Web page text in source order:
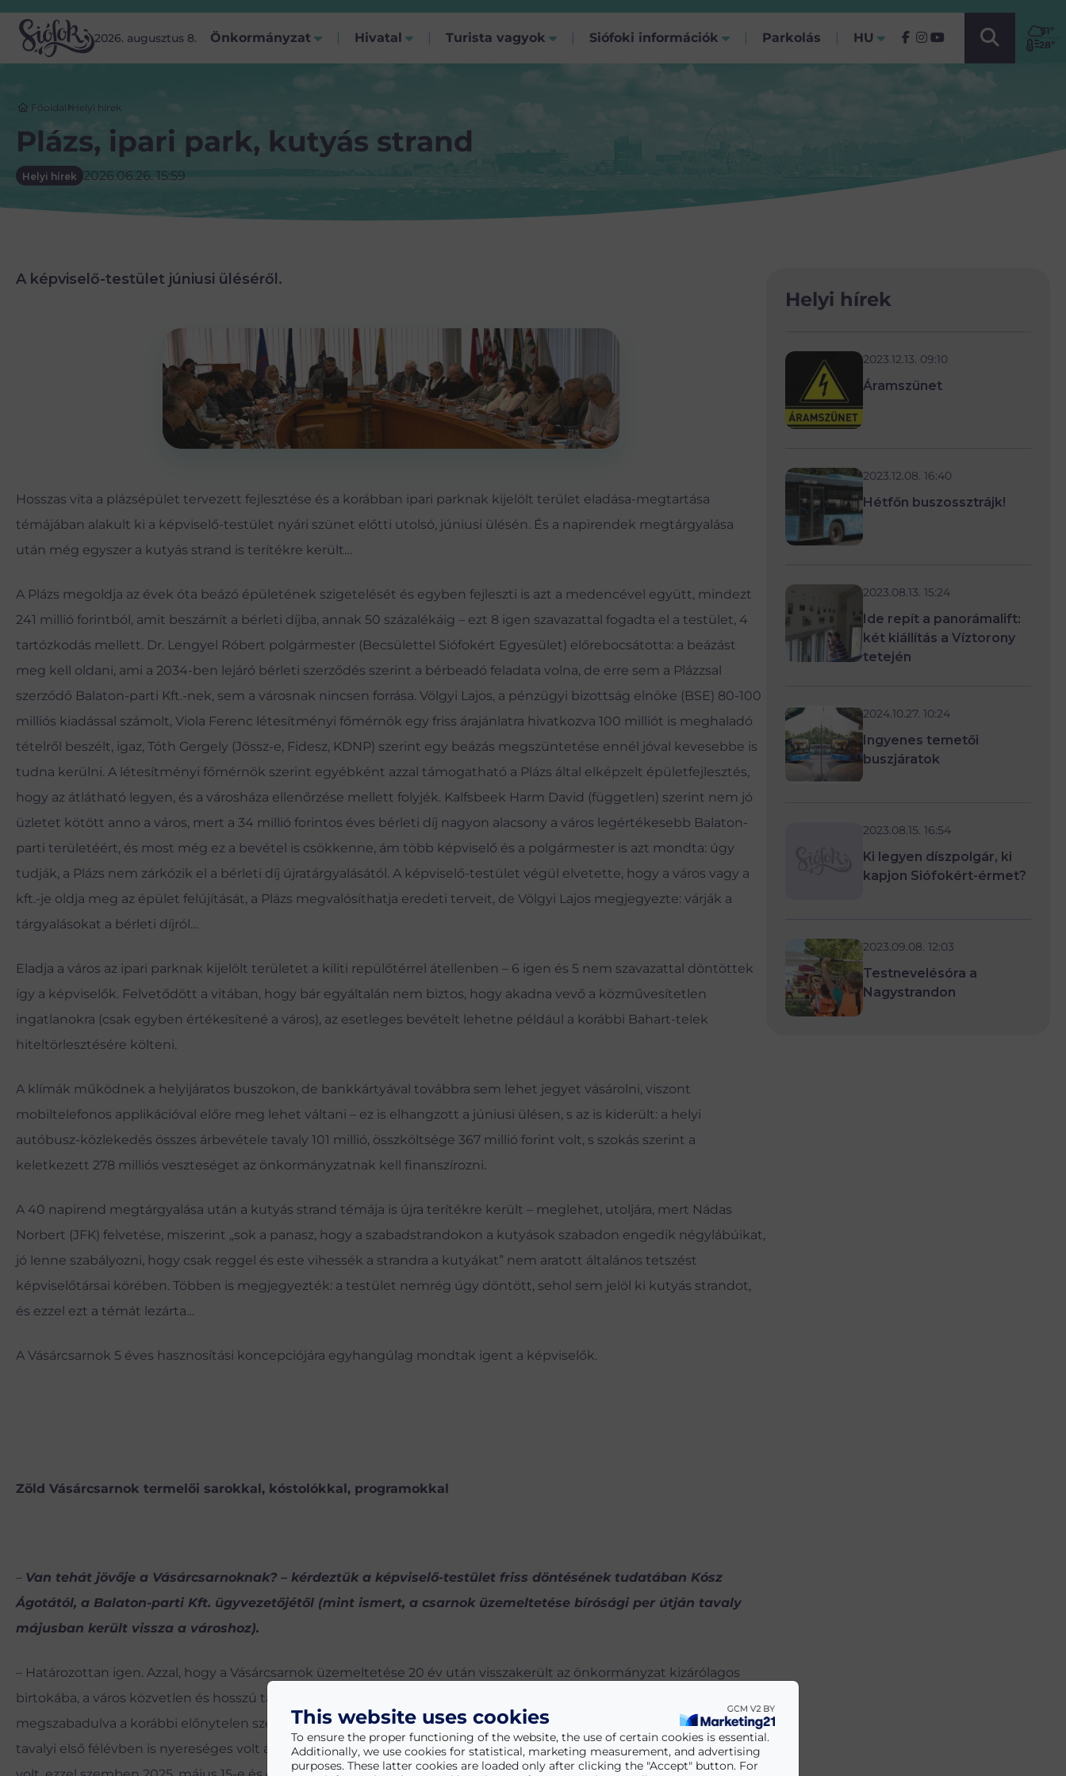
2026. augusztus 8. Önkormányzat Hivatal Turista vagyok Siófoki információk Parkolás
(Jelenlegi)
HU
VÁLASSZ NYELVET! 31º
28º
Főoldal Helyi hírek
Plázs, ipari park, kutyás strand
Helyi hírek 2026.06.26. 15:59
A képviselő-testület júniusi üléséről.
Hosszas vita a plázsépület tervezett fejlesztése és a korábban ipari parknak kijelölt terület eladása-megtartása
témájában alakult ki a képviselő-testület nyári szünet előtti utolsó, júniusi ülésén. És a napirendek megtárgyalása
után még egyszer a kutyás strand is terítékre került…
A Plázs megoldja az évek óta beázó épületének szigetelését és egyben fejleszti is azt a medencével együtt, mindezt
241 millió forintból, amit beszámít a bérleti díjba, annak 50 százalékáig – ezt 8 igen szavazattal fogadta el a testület, 4
tartózkodás mellett. Dr. Lengyel Róbert polgármester (Becsülettel Siófokért Egyesület) előrebocsátotta: a beázást
meg kell oldani, ami a 2034-ben lejáró bérleti szerződés szerint a bérbeadó feladata volna, de erre sem a Plázzsal
szerződő Balaton-parti Kft.-nek, sem a városnak nincsen forrása. Völgyi Lajos, a pénzügyi bizottság elnöke (BSE) 80-100
milliós kiadással számolt, Viola Ferenc létesítményi főmérnök egy friss árajánlatra hivatkozva 100 milliót is meghaladó
tételről beszélt, igaz, Tóth Gergely (Jössz-e, Fidesz, KDNP) szerint egy beázás megszüntetése ennél jóval kevesebbe is
tudna kerülni. A létesítményi főmérnök szerint egyébként azzal támogatható a Plázs által elképzelt épületfejlesztés,
hogy az átlátható legyen, és a városháza ellenőrzése mellett folyjék. Kalfsbeek Harm David (független) szerint nem jó
üzletet kötött anno a város, mert a 34 millió forintos éves bérleti díj nagyon alacsony a város legértékesebb Balaton-
parti területéért, és most még ez a bevétel is csökkenne, ám több képviselő és a polgármester is azt mondta: úgy
tudják, a Plázs nem zárkózik el a bérleti díj újratárgyalásától. A képviselő-testület végül elvetette, hogy a város vagy a
kft.-je oldja meg az épület felújítását, a Plázs megvalósíthatja eredeti terveit, de Völgyi Lajos megjegyezte: várják a
tárgyalásokat a bérleti díjról…
Eladja a város az ipari parknak kijelölt területet a kiliti repülőtérrel átellenben – 6 igen és 5 nem szavazattal döntöttek
így a képviselők. Felvetődött a vitában, hogy bár egyáltalán nem biztos, hogy akadna vevő a közművesítetlen
ingatlanokra (csak egyben értékesítené a város), az esetleges bevételt lehetne például a korábbi Bahart-telek
hiteltörlesztésére költeni.
A klímák működnek a helyijáratos buszokon, de bankkártyával továbbra sem lehet jegyet vásárolni, viszont
mobiltelefonos applikációval előre meg lehet váltani – ez is elhangzott a júniusi ülésen, s az is kiderült: a helyi
autóbusz-közlekedés összes árbevétele tavaly 101 millió, összköltsége 367 millió forint volt, s szokás szerint a
keletkezett 278 milliós veszteséget az önkormányzatnak kell finanszírozni.
A 40 napirend megtárgyalása után a kutyás strand témája is újra terítékre került – meglehet, utoljára, mert Nádas
Norbert (JFK) felvetése, miszerint „sok a panasz, hogy a szabadstrandokon a kutyások szabadon engedik négylábúikat,
jó lenne szabályozni, hogy csak reggel és este vihessék a strandra a kutyákat” nem aratott általános tetszést
képviselőtársai körében. Többen is megjegyezték: a testület nemrég úgy döntött, sehol sem jelöl ki kutyás strandot,
és ezzel ezt a témát lezárta…
A Vásárcsarnok 5 éves hasznosítási koncepciójára egyhangúlag mondtak igent a képviselők.
Zöld Vásárcsarnok termelői sarokkal, kóstolókkal, programokkal
– Van tehát jövője a Vásárcsarnoknak? – kérdeztük a képviselő-testület friss döntésének tudatában Kósz
Ágotától, a Balaton-parti Kft. ügyvezetőjétől (mint ismert, a csarnok üzemeltetése bírósági per útján tavaly
májusban került vissza a városhoz).
– Határozottan igen. Azzal, hogy a Vásárcsarnok üzemeltetése 20 év után visszakerült az önkormányzat kizárólagos
birtokába, a város közvetlen és hosszú távú kontrollt szerzett az ingatlanvagyona és annak fejlesztési irányai felett,
megszabadulva a korábbi előnytelen szerződésektől. A létesítmény fenntartása gazdaságilag is indokolt, hiszen már a
tavalyi első félévben is nyereséges volt a működtetése. A városkasszába befolyt bérleti díj 2024-ben 14,3 millió forint
Helyi hírek
2023.12.13. 09:10
Áramszünet
2023.12.08. 16:40
Hétfőn buszossztrájk!
2023.08.13. 15:24
Ide repít a panorámalift:
két kiállítás a Víztorony
tetején
2024.10.27. 10:24
Ingyenes temetői
buszjáratok
2023.08.15. 16:54
Ki legyen díszpolgár, ki
kapjon Siófokért-érmet?
2023.09.08. 12:03
Testnevelésóra a
Nagystrandon
This website uses cookies
To ensure the proper functioning of the website, the use of certain cookies is essential.
Additionally, we use cookies for statistical, marketing measurement, and advertising
purposes. These latter cookies are loaded only after clicking the "Accept" button. For